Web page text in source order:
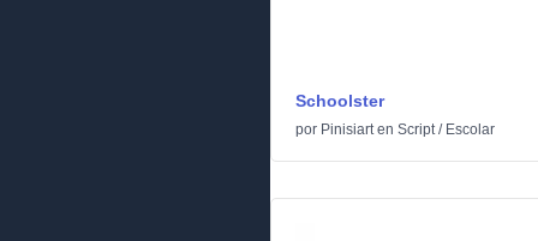
Schoolster
por Pinisiarten Script/ Escolar